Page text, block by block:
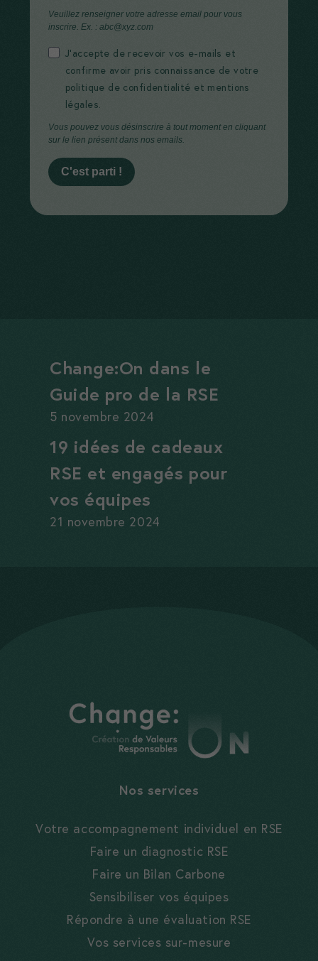
Veuillez renseigner votre adresse email pour vous
inscrire. Ex. : abc@xyz.com
J’accepte de recevoir vos e-mails et
confirme avoir pris connaissance de votre
politique de confidentialité et mentions
légales.
Vous pouvez vous désinscrire à tout moment en cliquant
sur le lien présent dans nos emails.
C'est parti !
Change:On dans le
Guide pro de la RSE
5 novembre 2024
19 idées de cadeaux
RSE et engagés pour
vos équipes
21 novembre 2024
Nos services
Votre accompagnement individuel en RSE
Faire un diagnostic RSE
Faire un Bilan Carbone
Sensibiliser vos équipes
Répondre à une évaluation RSE
Vos services sur-mesure
partageant
vous nous
permettez de
vous adresser
personnalisés.